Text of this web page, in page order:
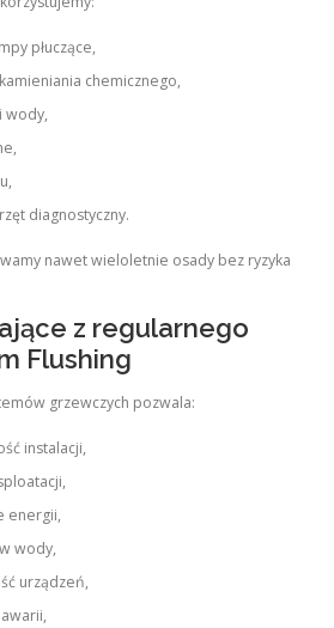
płuczące,
chemicznego,
wody,
diagnostyczny.
nawet wieloletnie osady bez ryzyka
z regularnego
Flushing
grzewczych pozwala:
instalacji,
energii,
wody,
urządzeń,